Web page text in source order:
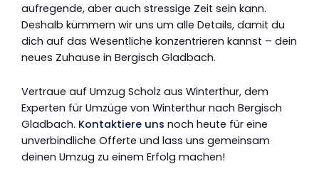
aufregende, aber auch stressige Zeit sein kann.
Deshalb kümmern wir uns um alle Details, damit du
dich auf das Wesentliche konzentrieren kannst – dein
neues Zuhause in Bergisch Gladbach.
Vertraue auf Umzug Scholz aus Winterthur, dem
Experten für Umzüge von Winterthur nach Bergisch
Gladbach. Kontaktiere uns noch heute für eine
unverbindliche Offerte und lass uns gemeinsam
deinen Umzug zu einem Erfolg machen!